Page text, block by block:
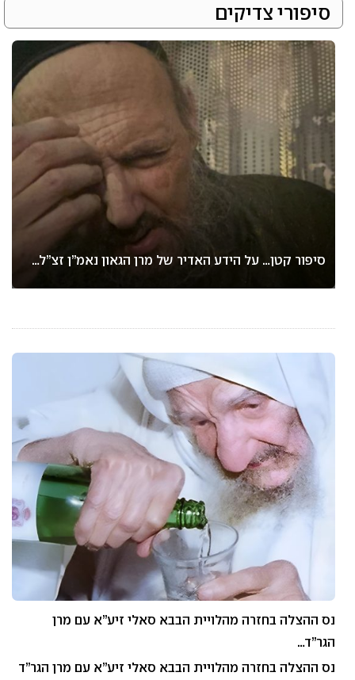
סיפורי צדיקים
סיפור קטן… על הידע האדיר של מרן הגאון נאמ”ן זצ”ל…
נס ההצלה בחזרה מהלויית הבבא סאלי זיע”א עם מרן
הגר”ד…
נס ההצלה בחזרה מהלויית הבבא סאלי זיע”א עם מרן הגר”ד